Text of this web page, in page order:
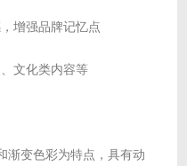
增强品牌记忆点
文化类内容等
渐变色彩为特点，具有动